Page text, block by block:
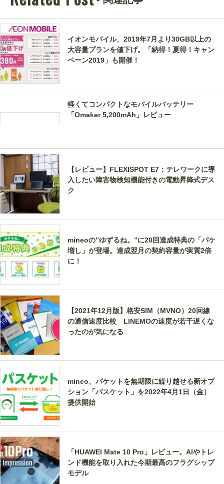
イオンモバイル、2019年7月より30GB以上の
大容量プランを値下げ。「納得！夏得！キャン
ペーン2019」も開催！
軽くてコンパクトなモバイルバッテリー
「Omaker 5,200mAh」レビュー
【レビュー】FLEXISPOT E7：テレワークに導
入したい障害物検知機能付きの電動昇降式デス
ク
mineoの”ゆずるね。”に20回達成特典の「パケ
増し」が登場。達成翌月の契約容量が実質2倍
に！
【2021年12月版】格安SIM（MVNO）20回線
の通信速度比較 LINEMOの速度が若干遅くな
ったのが気になる
mineo、パケットを無期限に繰り越せる新オプ
ション「パスケット」を2022年4月1日（金）
提供開始
「HUAWEI Mate 10 Pro」レビュー。AIやトレ
ンド機能を取り入れた今期最高のフラグシップ
モデル